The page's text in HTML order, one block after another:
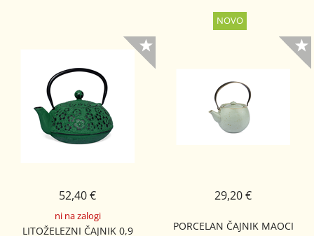
ni na zalogi
LITOŽELEZNI ČAJNIK 0,9
52,40 €
PORCELAN ČAJNIK MAOCI
29,20 €